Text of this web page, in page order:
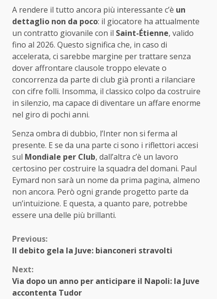
A rendere il tutto ancora più interessante c’è un
dettaglio non da poco: il giocatore ha attualmente
un contratto giovanile con il Saint-Étienne, valido
fino al 2026. Questo significa che, in caso di
accelerata, ci sarebbe margine per trattare senza
dover affrontare clausole troppo elevate o
concorrenza da parte di club già pronti a rilanciare
con cifre folli. Insomma, il classico colpo da costruire
in silenzio, ma capace di diventare un affare enorme
nel giro di pochi anni.
Senza ombra di dubbio, l’Inter non si ferma al
presente. E se da una parte ci sono i riflettori accesi
sul Mondiale per Club, dall’altra c’è un lavoro
certosino per costruire la squadra del domani. Paul
Eymard non sarà un nome da prima pagina, almeno
non ancora. Però ogni grande progetto parte da
un’intuizione. E questa, a quanto pare, potrebbe
essere una delle più brillanti.
Continue
Reading
Previous:
Il debito gela la Juve: bianconeri stravolti
Next:
Via dopo un anno per anticipare il Napoli: la Juve
accontenta Tudor